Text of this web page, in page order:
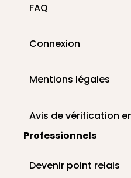
FAQ
Connexion
Mentions légales
Avis de vérification
Professionnels
Devenir point relais